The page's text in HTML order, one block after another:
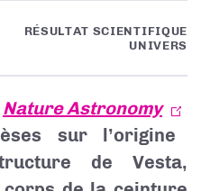
RÉSULTAT SCIENTIFIQUE
UNIVERS
Nature Astronomy
sur l’origine
de Vesta,